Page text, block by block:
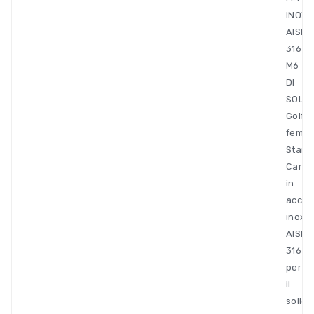
INOX
AISI
316
M6
DI
in
inox
AISI
316
per
il